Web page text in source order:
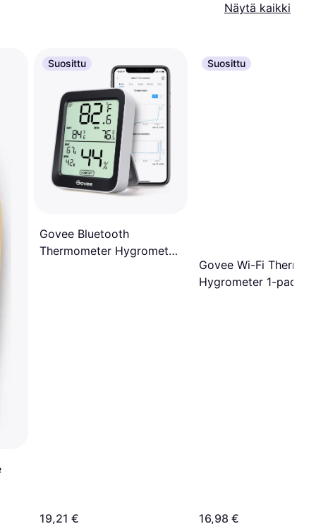
Näytä kaikki
Suosittu
Govee Bluetooth
Thermometer Hygrometer
19,21 €
Suosittu
Govee Wi-Fi Thermo-
Hygrometer 1-pack
16,98 €